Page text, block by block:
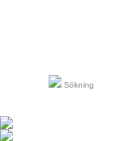
Sökning